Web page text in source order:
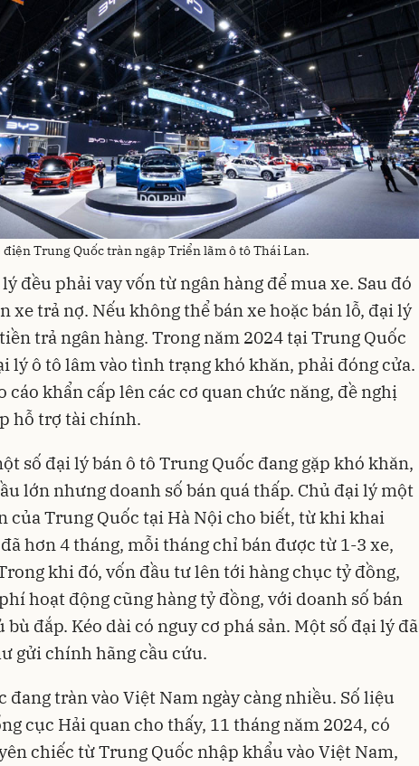
điện Trung Quốc tràn ngập Triển lãm ô tô Thái Lan.
đều phải vay vốn từ ngân hàng để mua xe. Sau đó
xe trả nợ. Nếu không thể bán xe hoặc bán lỗ, đại lý
trả ngân hàng. Trong năm 2024 tại Trung Quốc
lý ô tô lâm vào tình trạng khó khăn, phải đóng cửa.
cáo khẩn cấp lên các cơ quan chức năng, đề nghị
hỗ trợ tài chính.
số đại lý bán ô tô Trung Quốc đang gặp khó khăn,
lớn nhưng doanh số bán quá thấp. Chủ đại lý một
của Trung Quốc tại Hà Nội cho biết, từ khi khai
hơn 4 tháng, mỗi tháng chỉ bán được từ 1-3 xe,
khi đó, vốn đầu tư lên tới hàng chục tỷ đồng,
hoạt động cũng hàng tỷ đồng, với doanh số bán
đắp. Kéo dài có nguy cơ phá sản. Một số đại lý đã
gửi chính hãng cầu cứu.
đang tràn vào Việt Nam ngày càng nhiều. Số liệu
cục Hải quan cho thấy, 11 tháng năm 2024, có
chiếc từ Trung Quốc nhập khẩu vào Việt Nam,